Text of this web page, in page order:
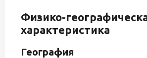
Физико-
характеристика
География